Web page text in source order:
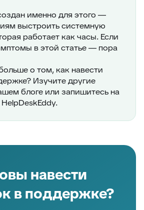
именно для этого —
выстроить системную
работает как часы. Если
в этой статье — пора
о том, как навести
Изучите другие
блоге или запишитесь на
навести
в поддержке?